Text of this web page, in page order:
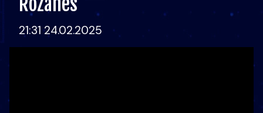
21:31 24.02.2025